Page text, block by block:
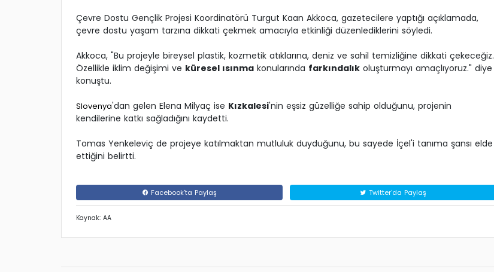
Çevre Dostu Gençlik Projesi Koordinatörü Turgut Kaan Akkoca, gazetecilere yaptığı açıklamada,
çevre dostu yaşam tarzına dikkati çekmek amacıyla etkinliği düzenlediklerini söyledi.
Akkoca, "Bu projeyle bireysel plastik, kozmetik atıklarına, deniz ve sahil temizliğine dikkati çekeceğiz.
Özellikle iklim değişimi ve küresel ısınma konularında farkındalık oluşturmayı amaçlıyoruz." diye
konuştu.
Slovenya'dan gelen Elena Milyaç ise Kızkalesi'nin eşsiz güzelliğe sahip olduğunu, projenin
kendilerine katkı sağladığını kaydetti.
Tomas Yenkeleviç de projeye katılmaktan mutluluk duyduğunu, bu sayede İçel'i tanıma şansı elde
ettiğini belirtti.
Facebook'ta Paylaş Twitter'da Paylaş
Kaynak: AA